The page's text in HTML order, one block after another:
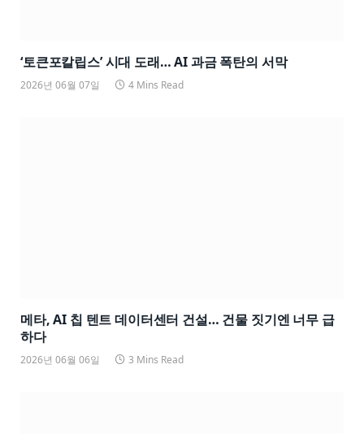
‘토큰포칼립스’ 시대 도래… AI 과금 폭탄의 서막
2026년 06월 07일 4 Mins Read
메타, AI 칩 텐트 데이터센터 건설… 건물 짓기엔 너무 급
하다
2026년 06월 06일 3 Mins Read